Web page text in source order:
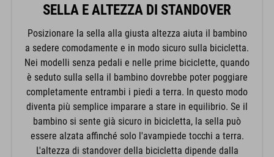
SELLA E ALTEZZA DI STANDOVER
Posizionare la sella alla giusta altezza aiuta il bambino
a sedere comodamente e in modo sicuro sulla bicicletta.
Nei modelli senza pedali e nelle prime biciclette, quando
è seduto sulla sella il bambino dovrebbe poter poggiare
completamente entrambi i piedi a terra. In questo modo
diventa più semplice imparare a stare in equilibrio. Se il
bambino si sente già sicuro in bicicletta, la sella può
essere alzata affinché solo l'avampiede tocchi a terra.
L'altezza di standover della bicicletta dipende dalla